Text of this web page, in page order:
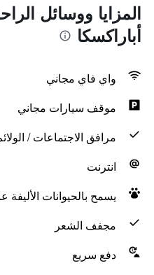
المزايا ووسائل
أباراكسكا
واي فاي مجاني
موقف سيارات مجاني
مرافق الاجتماعات /
انترنت
يسمح بالحيوانات
مجفف الشعر
دفع سريع